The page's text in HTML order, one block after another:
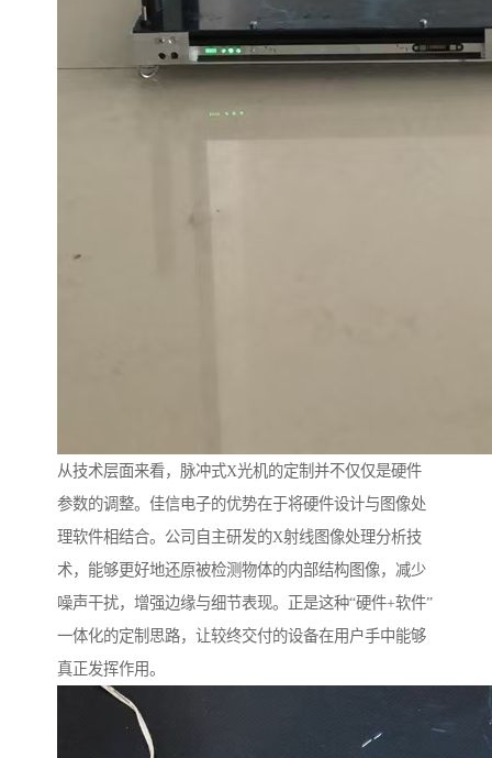
从技术层面来看，脉冲式X光机的定制并不仅仅是硬件
参数的调整。佳信电子的优势在于将硬件设计与图像处
理软件相结合。公司自主研发的X射线图像处理分析技
术，能够更好地还原被检测物体的内部结构图像，减少
噪声干扰，增强边缘与细节表现。正是这种“硬件+软件”
一体化的定制思路，让较终交付的设备在用户手中能够
真正发挥作用。